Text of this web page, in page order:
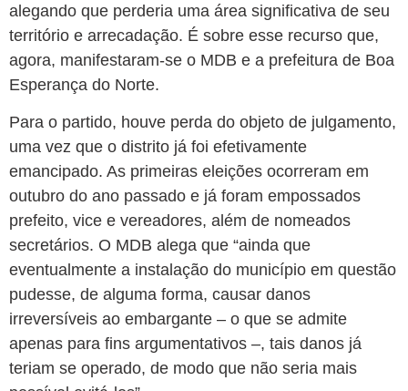
alegando que perderia uma área significativa de seu
território e arrecadação. É sobre esse recurso que,
agora, manifestaram-se o MDB e a prefeitura de Boa
Esperança do Norte.
Para o partido, houve perda do objeto de julgamento,
uma vez que o distrito já foi efetivamente
emancipado. As primeiras eleições ocorreram em
outubro do ano passado e já foram empossados
prefeito, vice e vereadores, além de nomeados
secretários. O MDB alega que “ainda que
eventualmente a instalação do município em questão
pudesse, de alguma forma, causar danos
irreversíveis ao embargante – o que se admite
apenas para fins argumentativos –, tais danos já
teriam se operado, de modo que não seria mais